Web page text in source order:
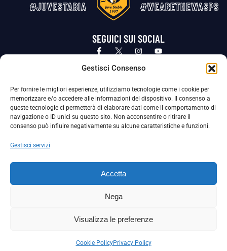
Gestisci Consenso
Per fornire le migliori esperienze, utilizziamo tecnologie come i cookie per
memorizzare e/o accedere alle informazioni del dispositivo. Il consenso a
queste tecnologie ci permetterà di elaborare dati come il comportamento di
navigazione o ID unici su questo sito. Non acconsentire o ritirare il
consenso può influire negativamente su alcune caratteristiche e funzioni.
Gestisci servizi
Accetta
Nega
Visualizza le preferenze
Cookie PolicyPrivacy Policy
#JUVESTABIA #WEARETHEWASPS
SEGUICI SUI SOCIAL
Privacy Policy Cookie Policy
La Società ha nominato il Responsabile della Protezione dei Dati Personali (DPO), figura specializzata che vigila sulle modalità
adottate dalla nostra Società per tutelare i Suoi dati personali.
Per contattare il DPO può scrivere a
La Società ha inoltre adottato un proprio Codice Etico, consultabile al seguente link:
Scarica il Codice Etico
Copyright © 2024 – S.S. JUVE STABIA 1907 | P.IVA: 04246411211 | Tutti i diritti sono riservati | Made with